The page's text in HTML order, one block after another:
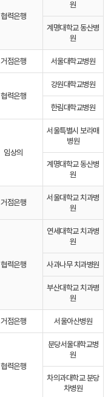
협력은행
원
계명대학교 동산병
원
거점은행 서울대학교병원
협력은행
강원대학교병원
한림대학교병원
임상의
서울특별시 보라매
병원
계명대학교 동산병
원
거점은행
서울대학교 치과병
원
협력은행
연세대학교 치과병
원
사과나무 치과병원
부산대학교 치과병
원
거점은행 서울아산병원
협력은행
분당서울대학교병
원
차의과대학교 분당
차병원